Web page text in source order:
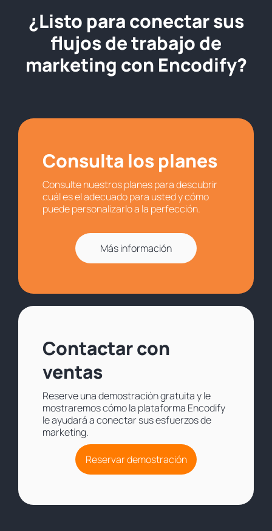
¿Listo para conectar sus
flujos de trabajo de
marketing con Encodify?
Consulta los planes
Consulte nuestros planes para descubrir
cuál es el adecuado para usted y cómo
puede personalizarlo a la perfección.
Más información
Contactar con
ventas
Reserve una demostración gratuita y le
mostraremos cómo la plataforma Encodify
le ayudará a conectar sus esfuerzos de
marketing.
Reservar demostración